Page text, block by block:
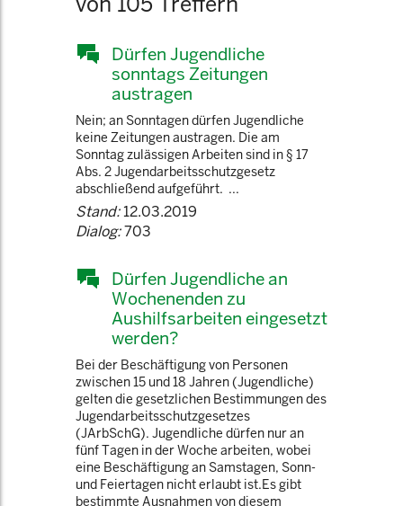
Dürfen Jugendliche
sonntags Zeitungen
austragen
Nein; an Sonntagen dürfen Jugendliche
keine Zeitungen austragen. Die am
Sonntag zulässigen Arbeiten sind in § 17
Abs. 2 Jugendarbeitsschutzgesetz
abschließend aufgeführt. ...
Stand:12.03.2019
Dialog:703
Dürfen Jugendliche an
Wochenenden zu
Aushilfsarbeiten eingesetzt
werden?
Bei der Beschäftigung von Personen
zwischen 15 und 18 Jahren (Jugendliche)
gelten die gesetzlichen Bestimmungen des
Jugendarbeitsschutzgesetzes
(JArbSchG). Jugendliche dürfen nur an
fünf Tagen in der Woche arbeiten, wobei
eine Beschäftigung an Samstagen, Sonn-
und Feiertagen nicht erlaubt ist.Es gibt
bestimmte Ausnahmen von diesem